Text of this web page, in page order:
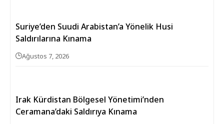
Suriye’den Suudi Arabistan’a Yönelik Husi
Saldırılarına Kınama
Ağustos 7, 2026
Irak Kürdistan Bölgesel Yönetimi’nden
Ceramana’daki Saldırıya Kınama